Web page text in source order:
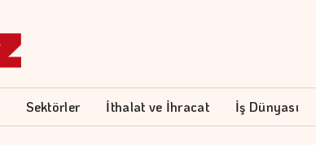
Sektörler İthalat ve İhracat İş Dünyası